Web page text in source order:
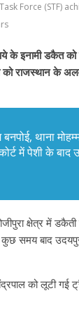
Force (STF)
के इनामी डकैत
को राजस्थान
थाना
में पेशी के बाद
क्षेत्र में
समय बाद
को लूटी गई